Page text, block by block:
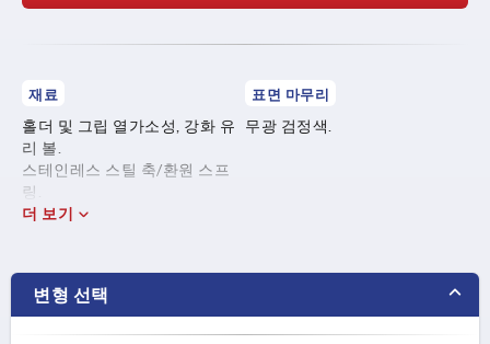
재료
홀더 및 그립 열가소성, 강화 유
리 볼.
스테인레스 스틸 축/환원 스프
링.
표면 마무리
무광 검정색.
더 보기
변형 선택